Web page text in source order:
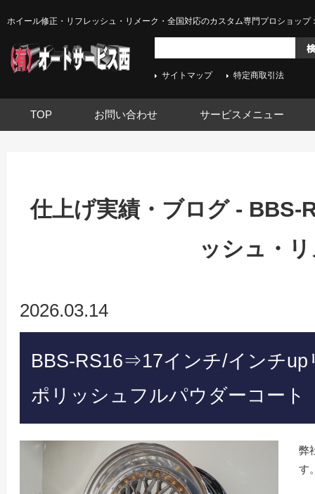
ホイール修正・リフレッシュ・リメーク・全国対応のカスタム専門プロショップ
サイトマップ 特定商取引法
TOP お問い合わせ サービスメニュー
仕上げ実績・ブログ - BBS-
ッシュ・
2026.03.14
BBS-RS16⇒17インチ/インチ
ポリッシュフルパウダーコート
弊
す